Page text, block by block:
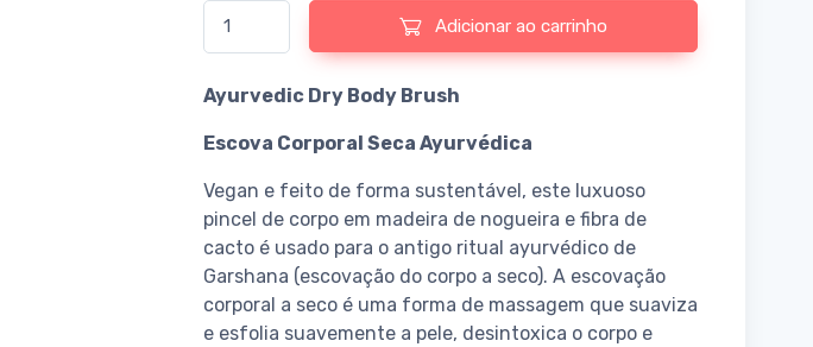
Quantidade de Ayurvedic Dry Body Brush
Adicionar ao carrinho
Ayurvedic Dry Body Brush
Escova Corporal Seca Ayurvédica
Vegan e feito de forma sustentável, este luxuoso
pincel de corpo em madeira de nogueira e fibra de
cacto é usado para o antigo ritual ayurvédico de
Garshana (escovação do corpo a seco). A escovação
corporal a seco é uma forma de massagem que suaviza
e esfolia suavemente a pele, desintoxica o corpo e